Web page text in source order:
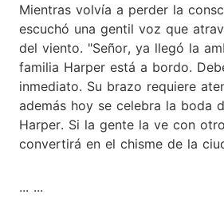
Mientras volvía a perder la
escuchó una gentil voz que
del viento. "Señor, ya llegó la
familia Harper está a bordo.
inmediato. Su brazo requiere
además hoy se celebra la boda
Harper. Si la gente la ve con
convertirá en el chisme de la
... ...